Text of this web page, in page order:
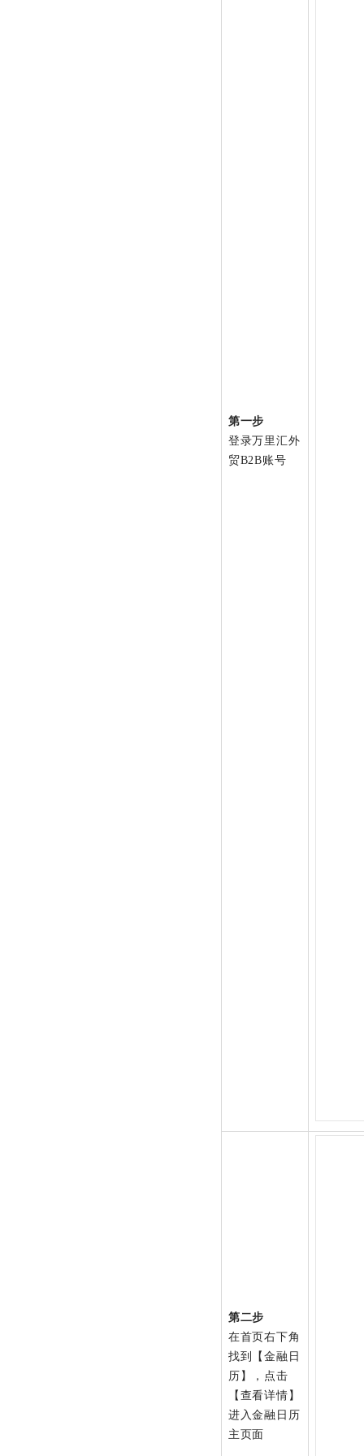
第一步
登录万里汇外
贸B2B账号
第二步
在首页右下角
找到【金融日
历】，点击
【查看详情】
进入金融日历
主页面